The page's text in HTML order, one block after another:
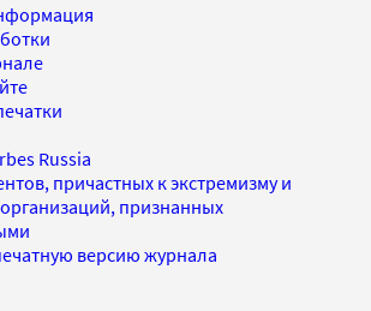
Russia
причастных к экстремизму и
признанных
версию журнала